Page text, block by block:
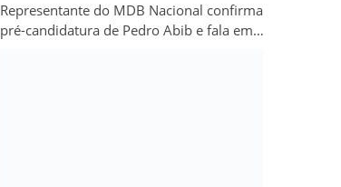
Representante do MDB Nacional confirma
pré-candidatura de Pedro Abib e fala em